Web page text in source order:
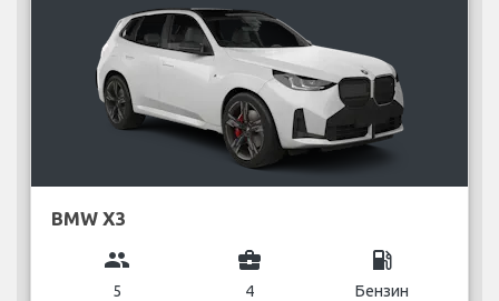
BMW X3
group
5
business_center
4
local_gas_station
Бензин